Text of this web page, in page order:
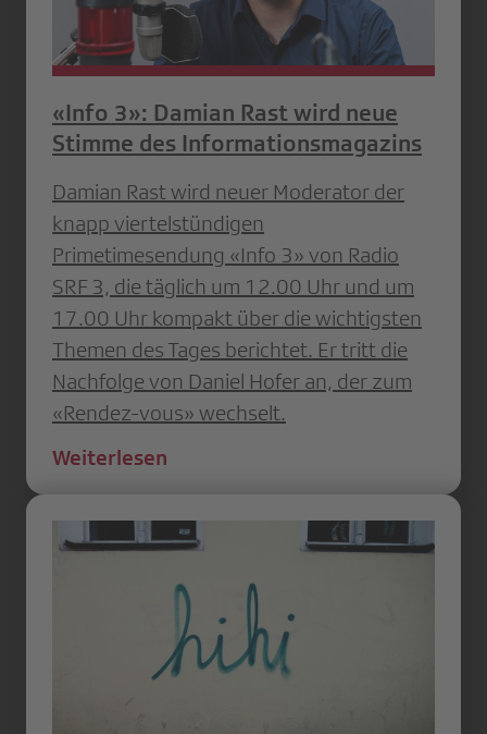
«Info 3»: Damian Rast wird neue
Stimme des Informationsmagazins
Damian Rast wird neuer Moderator der
knapp viertelstündigen
Primetimesendung «Info 3» von Radio
SRF 3, die täglich um 12.00 Uhr und um
17.00 Uhr kompakt über die wichtigsten
Themen des Tages berichtet. Er tritt die
Nachfolge von Daniel Hofer an, der zum
«Rendez-vous» wechselt.
Weiterlesen